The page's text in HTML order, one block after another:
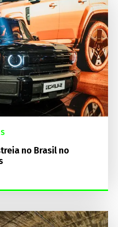
no Brasil no